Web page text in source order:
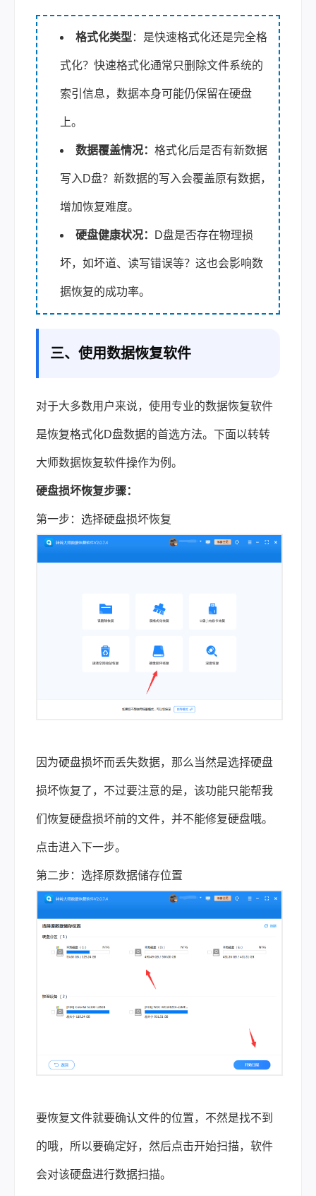
格式化类型 ：是快速格式化还是完全格
式化？快速格式化通常只删除文件系统的
索引信息，数据本身可能仍保留在硬盘
上。
数据覆盖情况： 格式化后是否有新数据
写入D盘？新数据的写入会覆盖原有数据，
增加恢复难度。
硬盘健康状况： D盘是否存在物理损
坏，如坏道、读写错误等？这也会影响数
据恢复的成功率。
三、使用数据恢复软件
对于大多数用户来说，使用专业的数据恢复软件
是恢复格式化D盘数据的首选方法。下面以转转
大师数据恢复软件操作为例。
硬盘损坏恢复步骤：
第一步：选择硬盘损坏恢复
因为硬盘损坏而丢失数据，那么当然是选择硬盘
损坏恢复了，不过要注意的是，该功能只能帮我
们恢复硬盘损坏前的文件，并不能修复硬盘哦。
点击进入下一步。
第二步：选择原数据储存位置
要恢复文件就要确认文件的位置，不然是找不到
的哦，所以要确定好，然后点击开始扫描，软件
会对该硬盘进行数据扫描。